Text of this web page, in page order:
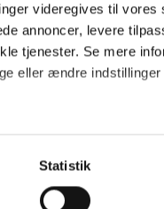
videregives til vores
annoncer, levere
tjenester. Se mere
eller ændre
og finansiere
dit besøg på vores
Statistik
op til